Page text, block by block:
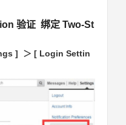
验证 绑定 Two-St
] ＞ [ Login Settin